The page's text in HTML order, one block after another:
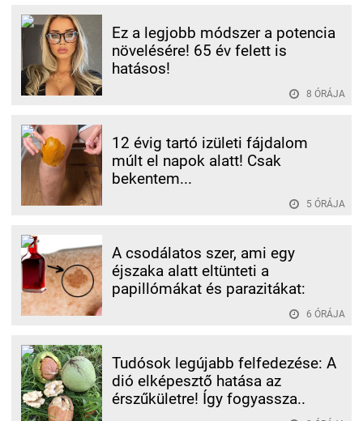
Ez a legjobb módszer a potencia
növelésére! 65 év felett is
hatásos!
8 ÓRÁJA
12 évig tartó izületi fájdalom
múlt el napok alatt! Csak
bekentem...
5 ÓRÁJA
A csodálatos szer, ami egy
éjszaka alatt eltünteti a
papillómákat és parazitákat:
6 ÓRÁJA
Tudósok legújabb felfedezése: A
dió elképesztő hatása az
érszűkületre! Így fogyassza..